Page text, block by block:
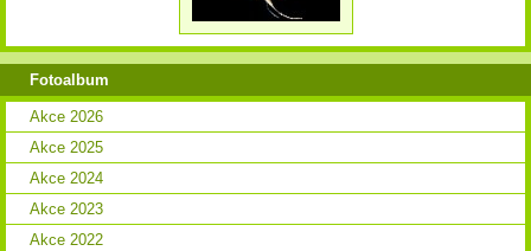
Fotoalbum
Akce 2026
Akce 2025
Akce 2024
Akce 2023
Akce 2022